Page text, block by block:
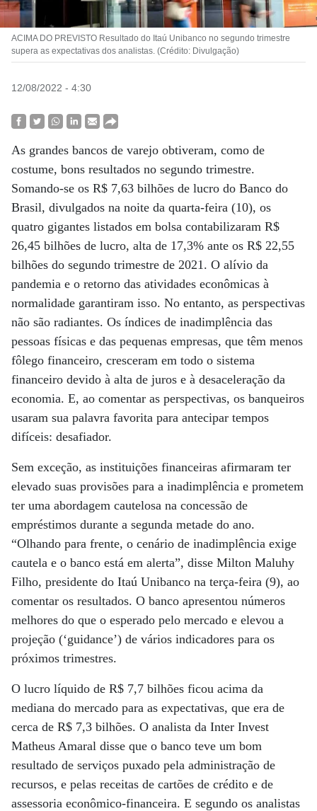
ACIMA DO PREVISTO Resultado do Itaú Unibanco no segundo trimestre
supera as expectativas dos analistas. (Crédito: Divulgação)
12/08/2022 - 4:30
As grandes bancos de varejo obtiveram, como de
costume, bons resultados no segundo trimestre.
Somando-se os R$ 7,63 bilhões de lucro do Banco do
Brasil, divulgados na noite da quarta-feira (10), os
quatro gigantes listados em bolsa contabilizaram R$
26,45 bilhões de lucro, alta de 17,3% ante os R$ 22,55
bilhões do segundo trimestre de 2021. O alívio da
pandemia e o retorno das atividades econômicas à
normalidade garantiram isso. No entanto, as perspectivas
não são radiantes. Os índices de inadimplência das
pessoas físicas e das pequenas empresas, que têm menos
fôlego financeiro, cresceram em todo o sistema
financeiro devido à alta de juros e à desaceleração da
economia. E, ao comentar as perspectivas, os banqueiros
usaram sua palavra favorita para antecipar tempos
difíceis: desafiador.
Sem exceção, as instituições financeiras afirmaram ter
elevado suas provisões para a inadimplência e prometem
ter uma abordagem cautelosa na concessão de
empréstimos durante a segunda metade do ano.
“Olhando para frente, o cenário de inadimplência exige
cautela e o banco está em alerta”, disse Milton Maluhy
Filho, presidente do Itaú Unibanco na terça-feira (9), ao
comentar os resultados. O banco apresentou números
melhores do que o esperado pelo mercado e elevou a
projeção (‘guidance’) de vários indicadores para os
próximos trimestres.
O lucro líquido de R$ 7,7 bilhões ficou acima da
mediana do mercado para as expectativas, que era de
cerca de R$ 7,3 bilhões. O analista da Inter Invest
Matheus Amaral disse que o banco teve um bom
resultado de serviços puxado pela administração de
recursos, e pelas receitas de cartões de crédito e de
assessoria econômico-financeira. E segundo os analistas